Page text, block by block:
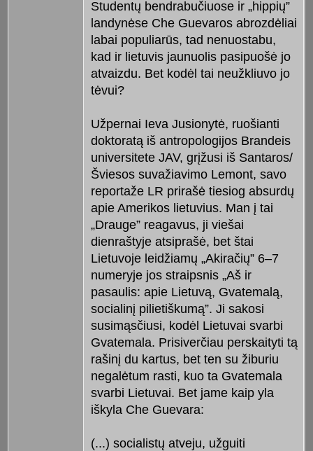
Studentų bendrabučiuose ir „hippių”
landynėse Che Guevaros abrozdėliai
labai populiarūs, tad nenuostabu,
kad ir lietuvis jaunuolis pasipuošė jo
atvaizdu. Bet kodėl tai neužkliuvo jo
tėvui?
Užpernai Ieva Jusionytė, ruošianti
doktoratą iš antropologijos Brandeis
universitete JAV, grįžusi iš Santaros/
Šviesos suvažiavimo Lemont, savo
reportaže LR prirašė tiesiog absurdų
apie Amerikos lietuvius. Man į tai
„Drauge” reagavus, ji viešai
dienraštyje atsiprašė, bet štai
Lietuvoje leidžiamų „Akiračių” 6–7
numeryje jos straipsnis „Aš ir
pasaulis: apie Lietuvą, Gvatemalą,
socialinį pilietiškumą”. Ji sakosi
susimąsčiusi, kodėl Lietuvai svarbi
Gvatemala. Prisiverčiau perskaityti tą
rašinį du kartus, bet ten su žiburiu
negalėtum rasti, kuo ta Gvatemala
svarbi Lietuvai. Bet jame kaip yla
iškyla Che Guevara:
(...) socialistų atveju, užguiti